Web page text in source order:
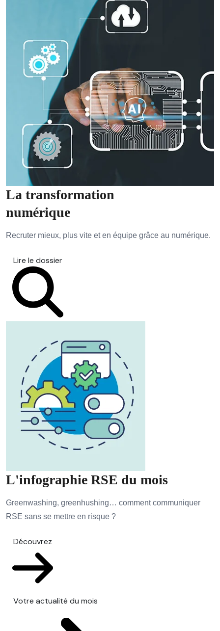
La transformation
numérique
Recruter mieux, plus vite et en équipe grâce au numérique.
Lire le dossier
L'infographie RSE du mois
Greenwashing, greenhushing… comment communiquer
RSE sans se mettre en risque ?
Découvrez
Votre actualité du mois